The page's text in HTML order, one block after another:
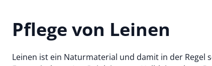
Pflege von Leinen
Leinen ist ein Naturmaterial und damit in der Regel